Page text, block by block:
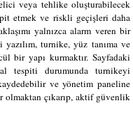
veya tehlike oluşturabilecek
etmek ve riskli geçişleri daha
yalnızca alarm veren bir
turnike, yüz tanıma ve
bir yapı kurmaktır. Sayfadaki
tespiti durumunda turnikeyi
ve yönetim paneline
olmaktan çıkarıp, aktif güvenlik